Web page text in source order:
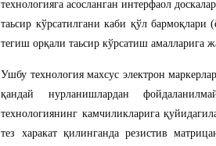
технологияга асосланган интерфаол
таьсир кўрсатилгани каби қўл
тегиш орқали таьсир кўрсатиш амалларига
Ушбу технология махсус электрон
қандай нурланишлардан
технологиянинг камчиликларига
тез харакат қилинганда резистив